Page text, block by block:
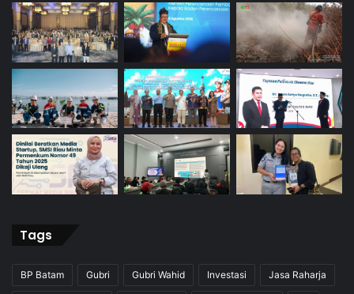
Tags
BP Batam Gubri Gubri Wahid Investasi Jasa Raharja